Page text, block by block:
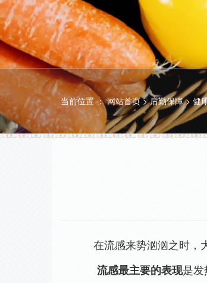
当前位置 ：网站首页 > 后勤保障 > 健
在流感来势汹汹之时，大
流感最主要的表现是发